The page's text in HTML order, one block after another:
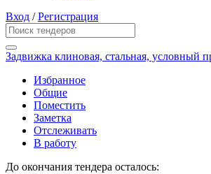
Вход /Регистрация
Задвижка клиновая, стальная, условный
Избранное
Общие
Поместить
Заметка
Отслеживать
В работу
До окончания тендера осталось: